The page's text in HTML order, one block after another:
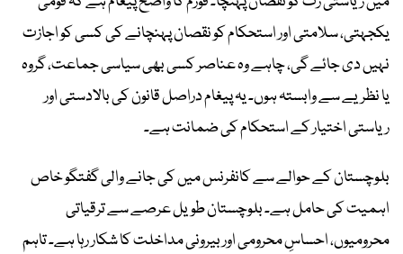
یکجہتی، سلامتی اور استحکام کو نقصان پہنچانے کی کسی کو اجازت
نہیں دی جائے گی، چاہے وہ عناصر کسی بھی سیاسی جماعت، گروہ
یا نظریے سے وابستہ ہوں۔ یہ پیغام دراصل قانون کی بالادستی اور
ریاستی اختیار کے استحکام کی ضمانت ہے۔
بلوچستان کے حوالے سے کانفرنس میں کی جانے والی گفتگو خاص
اہمیت کی حامل ہے۔ بلوچستان طویل عرصے سے ترقیاتی
محرومیوں، احساسِ محرومی اور بیرونی مداخلت کا شکار رہا ہے۔ تاہم